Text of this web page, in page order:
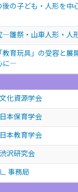
の子ども・人形を中
—雛祭・山車人形・人
教育玩具」の受容と
に—
文化資源学会
日本保育学会
日本教育学会
渋沢研究会
∟ 事務局